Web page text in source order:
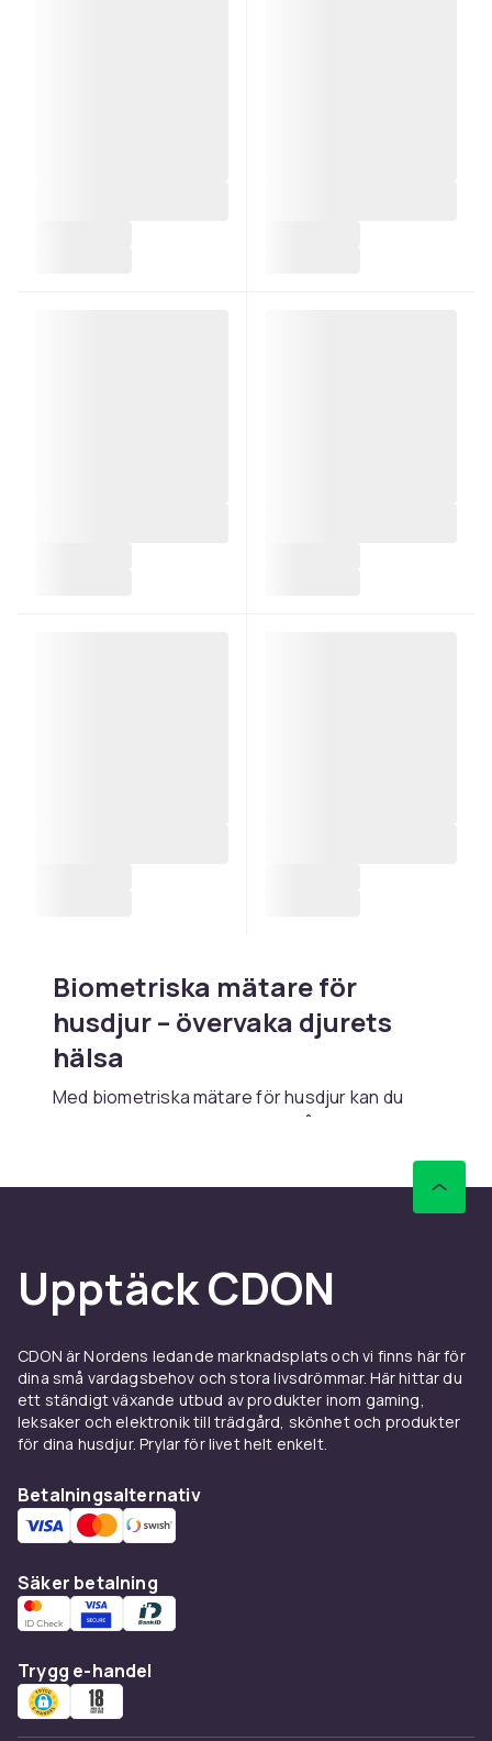
Biometriska mätare för
husdjur – övervaka djurets
hälsa
Med biometriska mätare för husdjurkan du
enkelt följa ditt djurs hälsotillstånd hemma och
kontroll. Dessa smarta verktyg är särskilt
värdefulla för djur med kroniska tillstånd som
av alla djurägare som vill ha bättre insyn i sitt
husdjurs välmående.
Glukosmätare – kontroll av
För husdjur med diabetes är regelbunden
blodsockerkontroll avgörande. Glukosmätare
mänskliga enheter men är kalibrerade för
djurblod, vilket ger tillförlitliga resultat. Med en
kontrollera blodsockernivån och justera
insulindosen efter veterinärens
rekommendationer. Det minskar stressen för
Upptäck CDON
CDON är Nordens ledande marknadsplats och vi finns här för
dina små vardagsbehov och stora livsdrömmar. Här hittar du
ett ständigt växande utbud av produkter inom gaming,
leksaker och elektronik till trädgård, skönhet och produkter
för dina husdjur. Prylar för livet helt enkelt.
Betalningsalternativ
Säker betalning
Trygg e-handel